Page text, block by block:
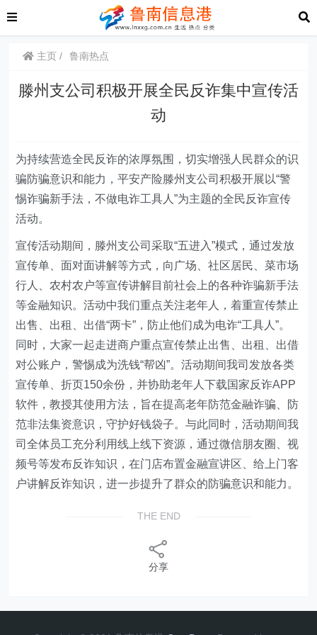
主页 鲁南热点
滕州支公司积极开展全民反诈集中宣传活
动
为持续营造全民反诈的浓厚氛围，切实增强人民群众的识
骗防骗意识和能力，平安产险滕州支公司积极开展以“警
惕诈骗新手法，不做电诈工具人”为主题的全民反诈宣传
活动。
宣传活动期间，滕州支公司采取“五进入”模式，通过发放
宣传单、面对面讲解等方式，向广场、社区居民、菜市场
行人、农村农户等宣传讲解目前社会上的各种诈骗新手法
等金融知识。活动中我们重点关注老年人，着重宣传禁止
出售、出租、出借“两卡”，防止他们成为电诈“工具人”。
同时，大家一起走进商户重点宣传禁止出售、出租、出借
对公账户，警惕成为洗钱“帮凶”。活动期间我司发放各类
宣传单、折页150余份，并协助老年人下载国家反诈APP
软件，教授其使用方法，旨在提高老年防范金融诈骗、防
范非法集资意识，守护好钱袋子。与此同时，活动期间我
司全体员工充分利用线上线下资源，通过微信朋友圈、视
频号等发布反诈知识，在门店布置金融宣讲区、给上门客
户讲解反诈知识，进一步提升了群众的防骗意识和能力。
THE END
分享